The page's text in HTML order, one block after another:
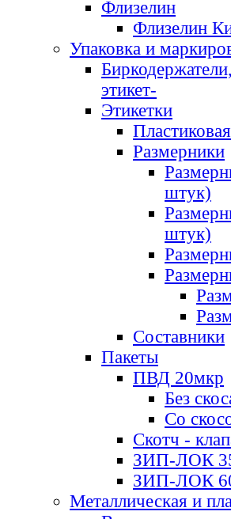
Флизелин
Флизелин
Упаковка и
этикет-
Этикетки
Размерники
штук)
штук)
Составники
Пакеты
ПВД 20мкр
Без
Со
Скотч -
ЗИП-ЛОК
ЗИП-ЛОК
Металлическая и